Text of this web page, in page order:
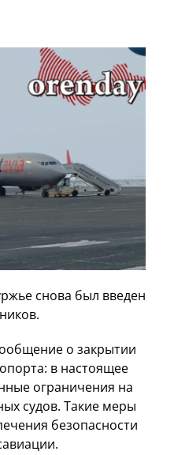
снова был введен
о закрытии
в настоящее
ограничения на
судов. Такие меры
безопасности